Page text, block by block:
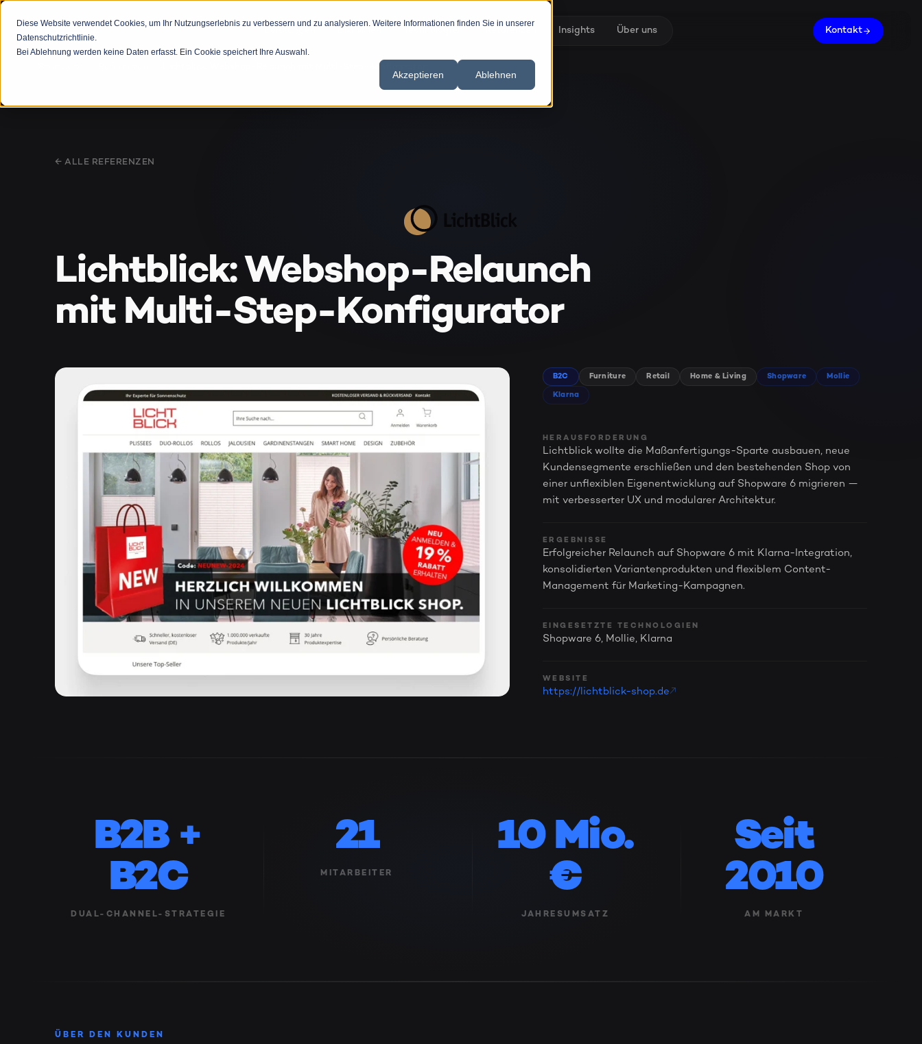
Diese Website verwendet Cookies, um Ihr Nutzungserlebnis zu verbessern und zu analysieren. Weitere Informationen finden Sie in unserer
Datenschutzrichtlinie.
Bei Ablehnung werden keine Daten erfasst. Ein Cookie speichert Ihre Auswahl.
Akzeptieren Ablehnen
Branchen Insights Über uns Kontakt
Lichtblick: Webshop-Relaunch mit Multi-Step-Konfigurator
← ALLE REFERENZEN
Lichtblick: Webshop-Relaunch
mit Multi-Step-Konfigurator
B2C Furniture Retail Home & Living Shopware Mollie
Klarna
HERAUSFORDERUNG
Lichtblick wollte die Maßanfertigungs-Sparte ausbauen, neue
Kundensegmente erschließen und den bestehenden Shop von
einer unflexiblen Eigenentwicklung auf Shopware 6 migrieren —
mit verbesserter UX und modularer Architektur.
ERGEBNISSE
Erfolgreicher Relaunch auf Shopware 6 mit Klarna-Integration,
konsolidierten Variantenprodukten und flexiblem Content-
Management für Marketing-Kampagnen.
EINGESETZTE TECHNOLOGIEN
Shopware 6, Mollie, Klarna
WEBSITE
https://lichtblick-shop.de
B2B +
B2C
DUAL-CHANNEL-STRATEGIE
21
MITARBEITER
10 Mio.
€
JAHRESUMSATZ
Seit
2010
AM MARKT
ÜBER DEN KUNDEN